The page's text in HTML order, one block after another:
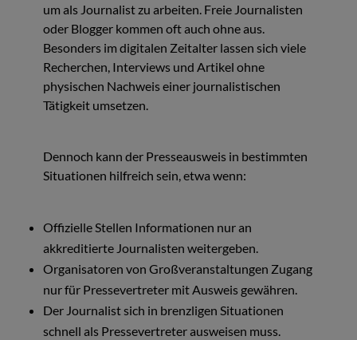
um als Journalist zu arbeiten. Freie Journalisten
oder Blogger kommen oft auch ohne aus.
Besonders im digitalen Zeitalter lassen sich viele
Recherchen, Interviews und Artikel ohne
physischen Nachweis einer journalistischen
Tätigkeit umsetzen.
Dennoch kann der Presseausweis in bestimmten
Situationen hilfreich sein, etwa wenn:
Offizielle Stellen Informationen nur an
akkreditierte Journalisten weitergeben.
Organisatoren von Großveranstaltungen Zugang
nur für Pressevertreter mit Ausweis gewähren.
Der Journalist sich in brenzligen Situationen
schnell als Pressevertreter ausweisen muss.